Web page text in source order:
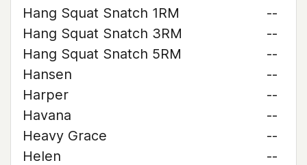
Hang Squat Snatch 1RM
--
Hang Squat Snatch 3RM
--
Hang Squat Snatch 5RM
--
Hansen
--
Harper
--
Havana
--
Heavy Grace
--
Helen
--